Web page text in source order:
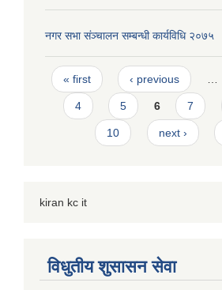
नगर सभा संञ्चालन सम्बन्धी कार्यविधि २०७५
Pages
« first ‹ previous
4 5 6 7
10 next ›
kiran kc it
विधुतीय शुसासन सेवा